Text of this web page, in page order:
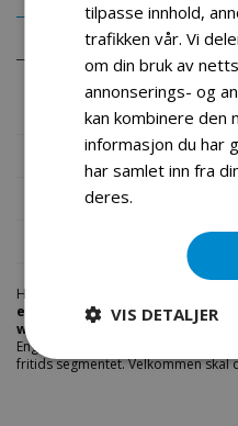
Detaljer
X10 elektrisk sparkesykkel
Mer informasjon
Produktomtaler
Hos engrosservice.no får du kjøpt
elektrisk sparkesykkeltil
wing-3-wheel-upgraded-
Engros Service. Vi har et stort
fritids segmentet. Velkommen skal
tilpasse innhold,
trafikken vår. Vi
om din bruk av
annonserings- og
kan kombinere den
informasjon du har
har samlet inn fra
deres.
VIS DETALJER